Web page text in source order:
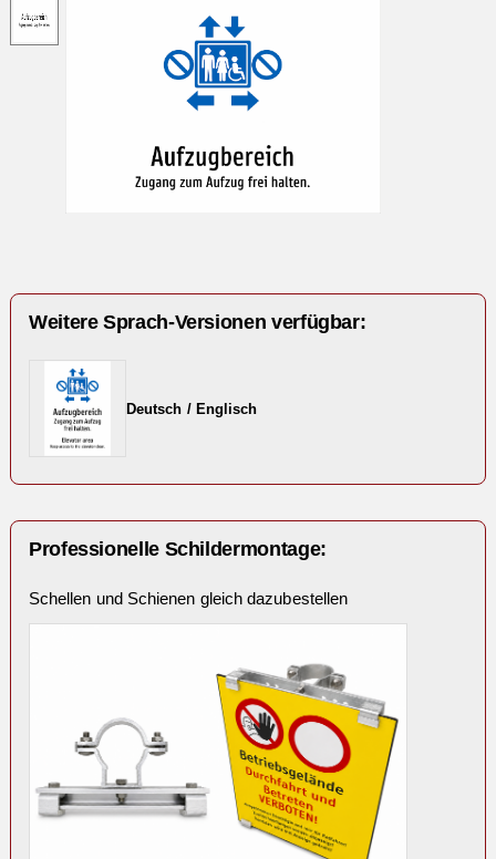
Weitere Sprach-Versionen verfügbar:
Deutsch / Englisch
Professionelle Schildermontage:
Schellen und Schienen gleich dazubestellen